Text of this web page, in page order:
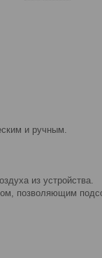
и ручным.
из устройства.
позволяющим